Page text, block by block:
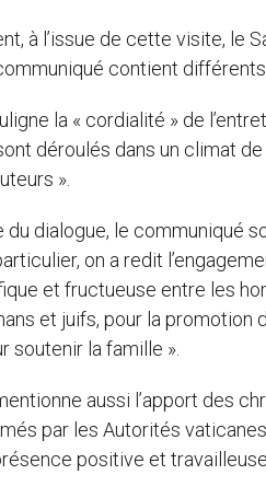
à l’issue de cette visite, le
contient
la « cordialité » de
déroulés dans un climat
».
du dialogue, le communiqué
on a redit
et fructueuse entre les
et juifs, pour la
soutenir la famille ».
aussi l’apport des
par les Autorités
positive et